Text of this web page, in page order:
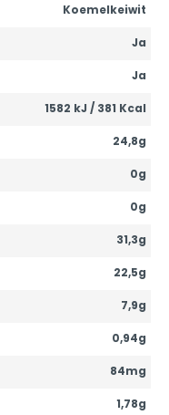
Koemelkeiwit
Ja
Ja
1582 kJ / 381 Kcal
24,8g
0g
0g
31,3g
22,5g
7,9g
0,94g
84mg
1,78g